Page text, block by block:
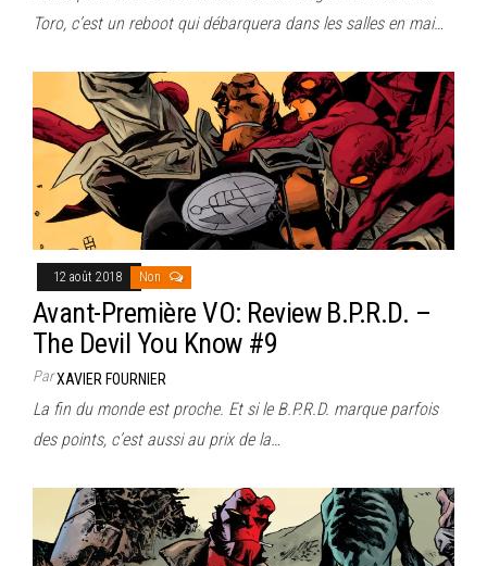
Toro, c’est un reboot qui débarquera dans les salles en mai…
12 août 2018 Non
Avant-Première VO: Review B.P.R.D. –
The Devil You Know #9
ParXAVIER FOURNIER
La fin du monde est proche. Et si le B.P.R.D. marque parfois
des points, c’est aussi au prix de la…